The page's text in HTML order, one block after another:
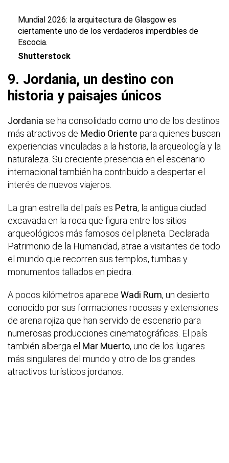
Mundial 2026: la arquitectura de Glasgow es
ciertamente uno de los verdaderos imperdibles de
Escocia.
Shutterstock
9. Jordania, un destino con
historia y paisajes únicos
Jordania se ha consolidado como uno de los destinos
más atractivos de Medio Oriente para quienes buscan
experiencias vinculadas a la historia, la arqueología y la
naturaleza. Su creciente presencia en el escenario
internacional también ha contribuido a despertar el
interés de nuevos viajeros.
La gran estrella del país es Petra, la antigua ciudad
excavada en la roca que figura entre los sitios
arqueológicos más famosos del planeta. Declarada
Patrimonio de la Humanidad, atrae a visitantes de todo
el mundo que recorren sus templos, tumbas y
monumentos tallados en piedra.
A pocos kilómetros aparece Wadi Rum, un desierto
conocido por sus formaciones rocosas y extensiones
de arena rojiza que han servido de escenario para
numerosas producciones cinematográficas. El país
también alberga el Mar Muerto, uno de los lugares
más singulares del mundo y otro de los grandes
atractivos turísticos jordanos.